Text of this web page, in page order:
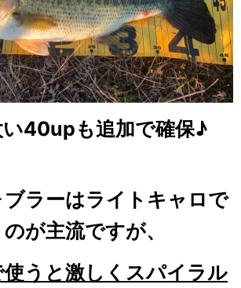
い40upも追加で確保♪
ラーはライトキャロで
が主流ですが、
うと激しくスパイラル